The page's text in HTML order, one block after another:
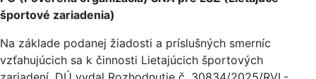
športové zariadenia)
Na základe podanej žiadosti a príslušných smerníc
vzťahujúcich sa k činnosti Lietajúcich športových